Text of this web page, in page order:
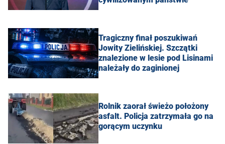
Tragiczny finał poszukiwań
Jowity Zielińskiej. Szczątki
znalezione w lesie pod Lisinami
należały do zaginionej
Rolnik zaorał świeżo położony
asfalt. Policja zatrzymała go na
gorącym uczynku